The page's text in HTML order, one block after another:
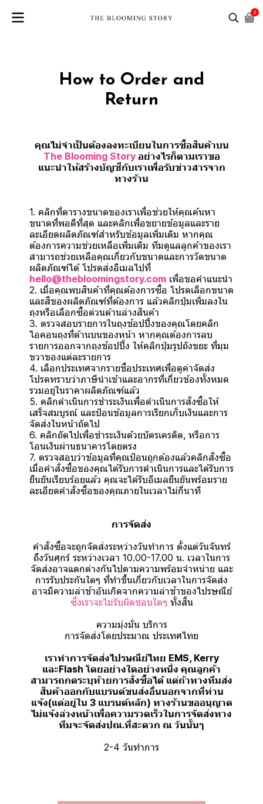
0
How to Order and
Return
คุณไม่จำเป็นต้องลงทะเบียนในการซื้อสินค้าบน
The Blooming Storyอย่างไรก็ตามเราขอ
แนะนำให้สร้างบัญชีกับเราเพื่อรับข่าวสารจาก
ทางร้าน
1. คลิกที่ตารางขนาดของเราเพื่อช่วยให้คุณค้นหา
ขนาดที่พอดีที่สุด และคลิกเพื่อขยายข้อมูลและราย
ละเอียดผลิตภัณฑ์สำหรับข้อมูลเพิ่มเติม หากคุณ
ต้องการความช่วยเหลือเพิ่มเติม ทีมดูแลลูกค้าของเรา
สามารถช่วยเหลือคุณเกี่ยวกับขนาดและการวัดขนาด
ผลิตภัณฑ์ได้ โปรดส่งอีเมลไปที่
hello@thebloomingstory.com เพื่อขอคำแนะนำ
2. เมื่อคุณพบสินค้าที่คุณต้องการซื้อ โปรดเลือกขนาด
และสีของผลิตภัณฑ์ที่ต้องการ แล้วคลิกปุ่มเพิ่มลงใน
ถุงหรือเลือกซื้อด่วนด้านล่างสินค้า
3. ตรวจสอบรายการในถุงช้อปปิ้งของคุณโดยคลิก
ไอคอนถุงที่ด้านบนของหน้า หากคุณต้องการลบ
รายการออกจากถุงช้อปปิ้ง ให้คลิกปุ่มรูปถังขยะ ที่มุม
ขวาของแต่ละรายการ
4. เลือกประเทศจากรายชื่อประเทศเพื่อดูค่าจัดส่ง
โปรดทราบว่าภาษีนำเข้าและอากรที่เกี่ยวข้องทั้งหมด
รวมอยู่ในราคาผลิตภัณฑ์แล้ว
5. คลิกดำเนินการชำระเงินเพื่อดำเนินการสั่งซื้อให้
เสร็จสมบูรณ์ และป้อนข้อมูลการเรียกเก็บเงินและการ
จัดส่งในหน้าถัดไป
6. คลิกถัดไปเพื่อชำระเงินด้วยบัตรเครดิต, หรือการ
โอนเงินผ่านธนาคารโดยตรง
7. ตรวจสอบว่าข้อมูลที่คุณป้อนถูกต้องแล้วคลิกสั่งซื้อ
เมื่อคำสั่งซื้อของคุณได้รับการดำเนินการและได้รับการ
ยืนยันเรียบร้อยแล้ว คุณจะได้รับอีเมลยืนยันพร้อมราย
ละเอียดคำสั่งซื้อของคุณภายในเวลาไม่กี่นาที
การจัดส่ง
คำสั่งซื้อจะถูกจัดส่งระหว่างวันทำการ ตั้งแต่วันจันทร์
ถึงวันศุกร์ ระหว่างเวลา 10.00-17.00 น. เวลาในการ
จัดส่งอาจแตกต่างกันไปตามความพร้อมจำหน่าย และ
การรับประกันใดๆ ที่ทำขึ้นเกี่ยวกับเวลาในการจัดส่ง
อาจมีความล่าช้าอันเกิดจากความล่าช้าของไปรษณีย์
ซึ่งเราจะไม่รับผิดชอบใดๆ ทั้งสิ้น
ความมุ่งมั่น บริการ
การจัดส่งโดยประมาณ ประเทศไทย
เราทำการจัดส่งไปรษณีย์ไทย EMS, Kerry
และFlash โดยอย่างใดอย่างหนึ่ง คุณลูกค้า
สามารถกดระบุท้ายการสั่งซื้อได้ แต่ถ้าทางทีมส่ง
สินค้าออกกับแบรนด์ขนส่งอื่นนอกจากที่ท่าน
แจ้ง(แต่อยู่ใน 3 แบรนด์หลัก) ทางร้านขออนุญาต
ไม่แจ้งล่วงหน้าเพื่อความรวดเร็วในการจัดส่งทาง
ทีมจะจัดส่งปณ.ที่สะดวก ณ วันนั้นๆ
2-4 วันทำการ